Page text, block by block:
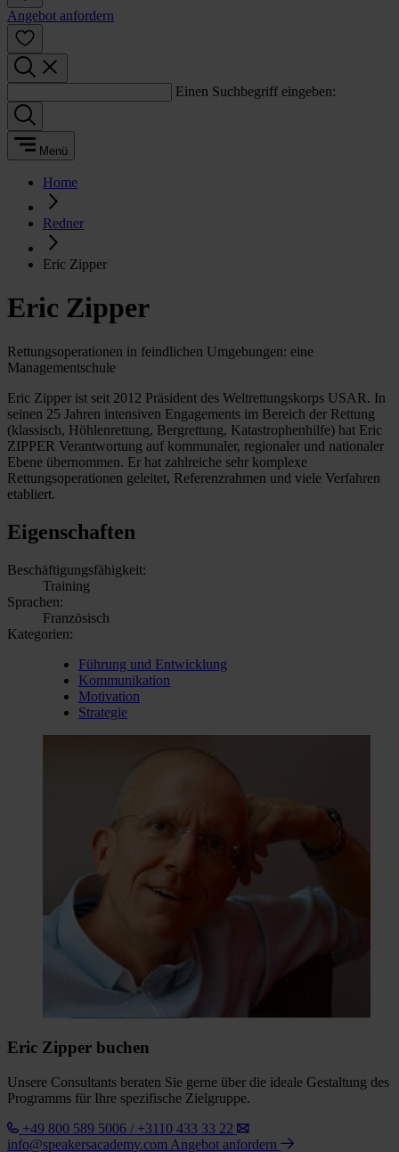
Angebot anfordern
Einen Suchbegriff eingeben:
Menü
Home
Redner
Eric Zipper
Eric Zipper
Rettungsoperationen in feindlichen Umgebungen: eine
Managementschule
Eric Zipper ist seit 2012 Präsident des Weltrettungskorps USAR. In
seinen 25 Jahren intensiven Engagements im Bereich der Rettung
(klassisch, Höhlenrettung, Bergrettung, Katastrophenhilfe) hat Eric
ZIPPER Verantwortung auf kommunaler, regionaler und nationaler
Ebene übernommen. Er hat zahlreiche sehr komplexe
Rettungsoperationen geleitet, Referenzrahmen und viele Verfahren
etabliert.
Eigenschaften
Beschäftigungsfähigkeit:
Training
Sprachen:
Französisch
Kategorien:
Führung und Entwicklung
Kommunikation
Motivation
Strategie
Eric Zipper buchen
Unsere Consultants beraten Sie gerne über die ideale Gestaltung des
Programms für Ihre spezifische Zielgruppe.
+49 800 589 5006 / +3110 433 33 22
info@speakersacademy.com Angebot anfordern